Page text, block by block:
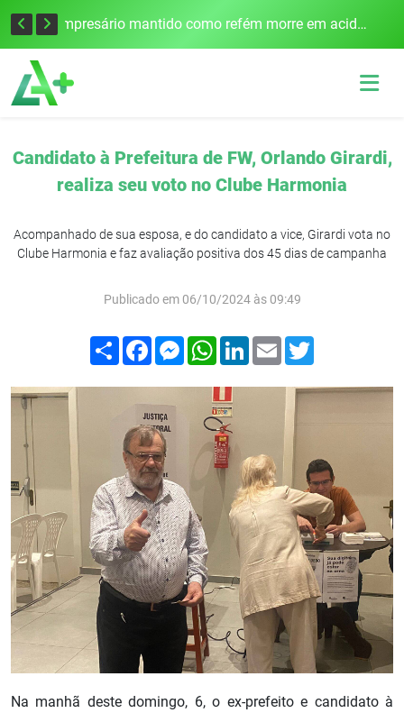
Edital para construção de ponte entre Itapiranga e Barra do Guarita deve ser lançado no segundo semestre Empresário mantido como refém morre em acidente após assalto em Cerro Largo
Candidato à Prefeitura de FW, Orlando Girardi,
realiza seu voto no Clube Harmonia
Acompanhado de sua esposa, e do candidato a vice, Girardi vota no
Clube Harmonia e faz avaliação positiva dos 45 dias de campanha
Publicado em 06/10/2024 às 09:49
Compartilhar
FacebookMessenger
WhatsApp
LinkedIn
Email
Na manhã deste domingo, 6, o ex-prefeito e candidato à